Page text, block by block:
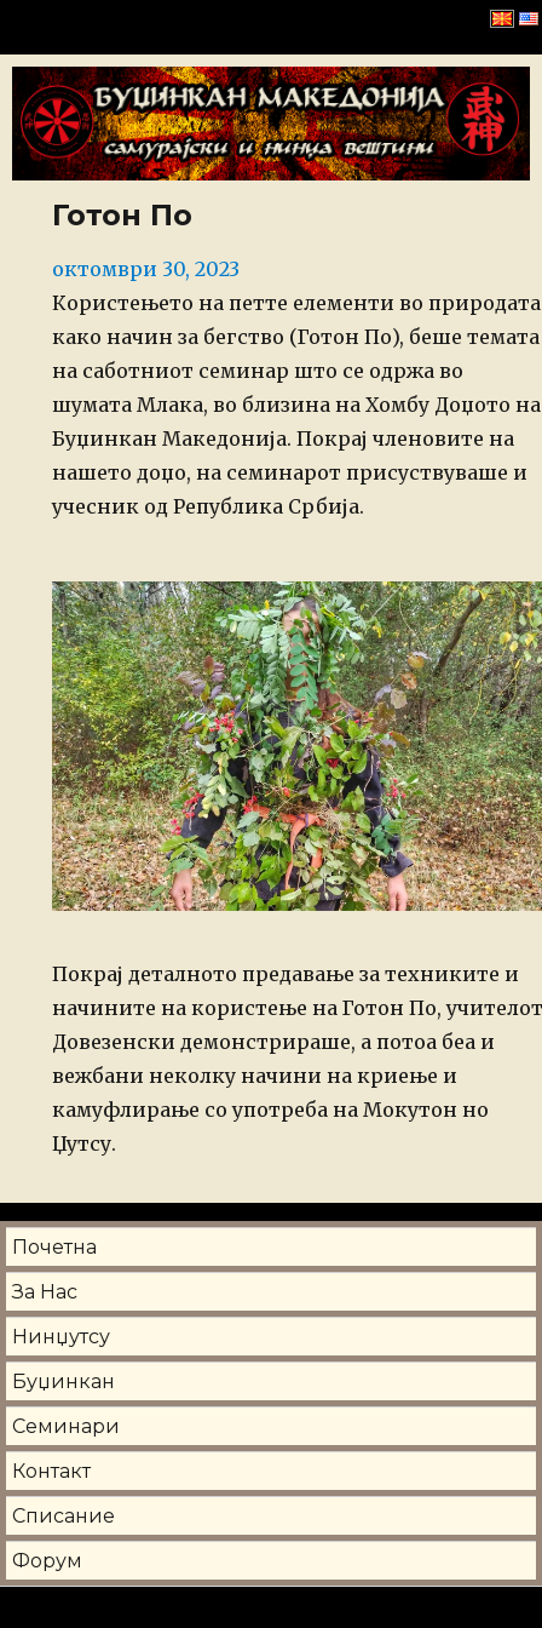
Буџинкан Македонија
Готон По
Posted
on
октомври 30, 2023
Користењето на петте елементи во природата
како начин за бегство (Готон По), беше темата
на саботниот семинар што се одржа во
шумата Млака, во близина на Хомбу Доџото на
Буџинкан Македонија. Покрај членовите на
нашето доџо, на семинарот присуствуваше и
учесник од Република Србија.
Покрај деталното предавање за техниките и
начините на користење на Готон По, учителот
Довезенски демонстрираше, а потоа беа и
вежбани неколку начини на криење и
камуфлирање со употреба на Мокутон но
Џутсу.
Почетна
За Нас
Нинџутсу
Буџинкан
Семинари
Контакт
Списание
Форум